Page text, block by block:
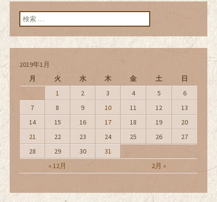
ン
検索:
2019年1月
月
火 水 木 金 土 日
« 12月 2月 »
1 2 3 4 5
6
7
8 9 10 11 12
13
14
15 16 17 18 19
20
21
22 23 24 25 26
27
28
29 30 31